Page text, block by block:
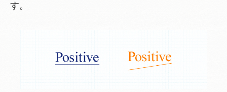
す。